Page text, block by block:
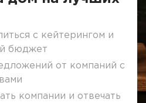
с кейтерингом и
бюджет
от компаний с
компании и отвечать